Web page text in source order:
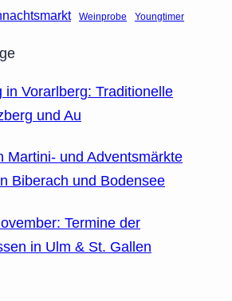
Weinprobe Youngtimer
in Vorarlberg: Traditionelle
und Au
Martini- und Adventsmärkte
Biberach und Bodensee
Termine der
in Ulm & St. Gallen